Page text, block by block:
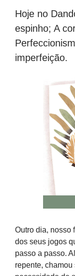
Hoje no
espinho; A
imperfeição.
Outro dia, nosso
dos seus jogos
passo a passo.
repente,